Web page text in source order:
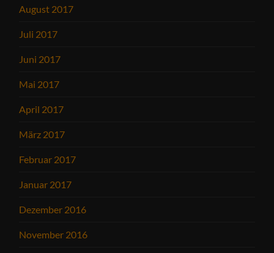
August 2017
Juli 2017
Juni 2017
Mai 2017
April 2017
März 2017
Februar 2017
Januar 2017
Dezember 2016
November 2016